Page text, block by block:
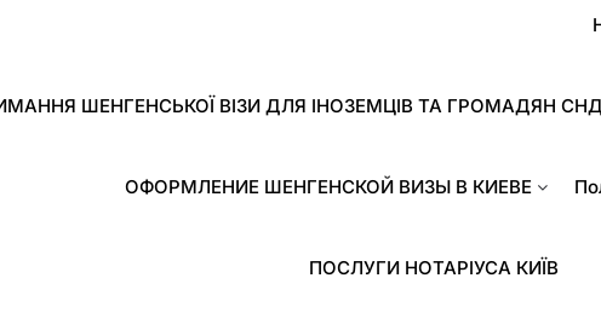
ШЕНГЕНСЬКОЇ ВІЗИ ДЛЯ ІНОЗЕМЦІВ ТА ГРОМАДЯН СНД
ОФОРМЛЕНИЕ ШЕНГЕНСКОЙ ВИЗЫ В КИЕВЕ
ПОСЛУГИ НОТАРІУСА КИЇВ